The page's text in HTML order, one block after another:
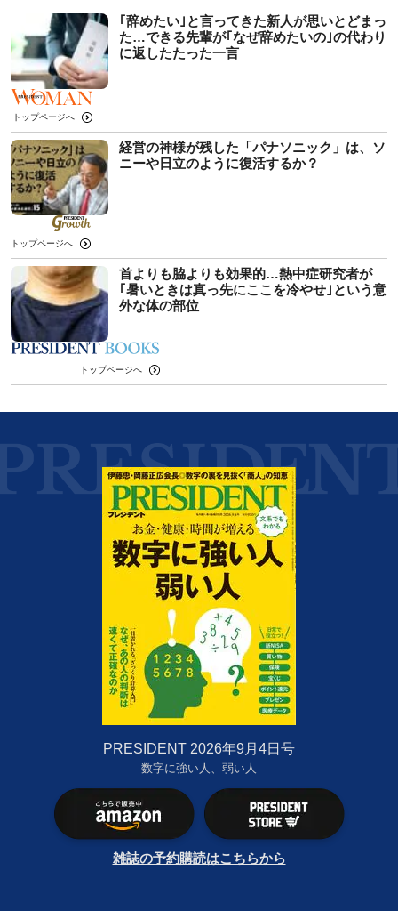
｢辞めたい｣と言ってきた新人が思いとどまっ
た…できる先輩が｢なぜ辞めたいの｣の代わり
に返したたった一言
トップページへ
経営の神様が残した「パナソニック」は、ソ
ニーや日立のように復活するか？
トップページへ
首よりも脇よりも効果的…熱中症研究者が
｢暑いときは真っ先にここを冷やせ｣という意
外な体の部位
トップページへ
PRESIDENT 2026年9月4日号
数字に強い人、弱い人
雑誌の予約購読はこちらから